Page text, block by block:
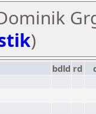
)
bdld rd